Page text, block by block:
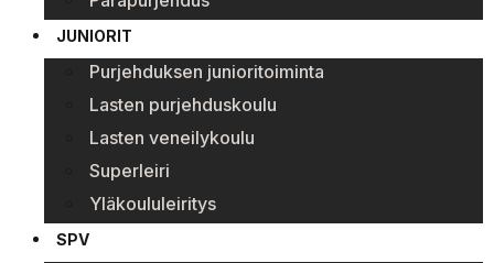
JUNIORIT
Purjehduksen junioritoiminta
Lasten purjehduskoulu
Lasten veneilykoulu
Superleiri
Yläkoululeiritys
SPV